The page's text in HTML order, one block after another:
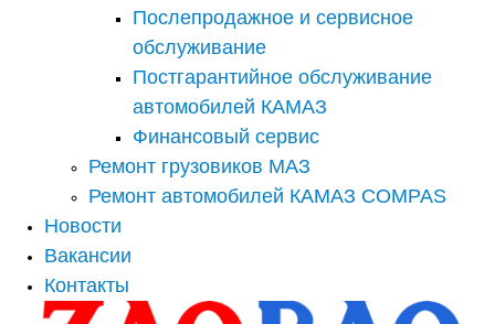
Послепродажное и сервисное
обслуживание
Постгарантийное обслуживание
автомобилей КАМАЗ
Финансовый сервис
Ремонт грузовиков МАЗ
Ремонт автомобилей КАМАЗ COMPAS
Новости
Вакансии
Контакты